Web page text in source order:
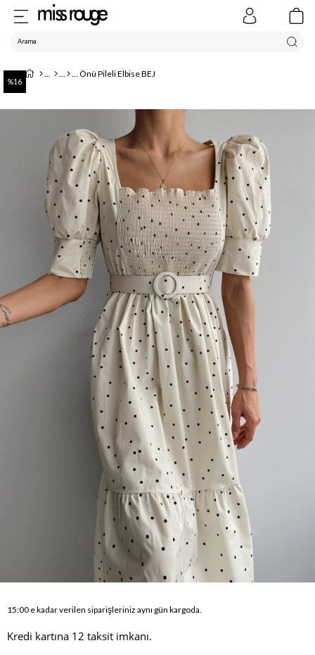
Önü Pileli Elbise BEJ
16
15:00 e kadar verilen siparişleriniz aynı gün kargoda.
Kredi kartına 12 taksit imkanı.